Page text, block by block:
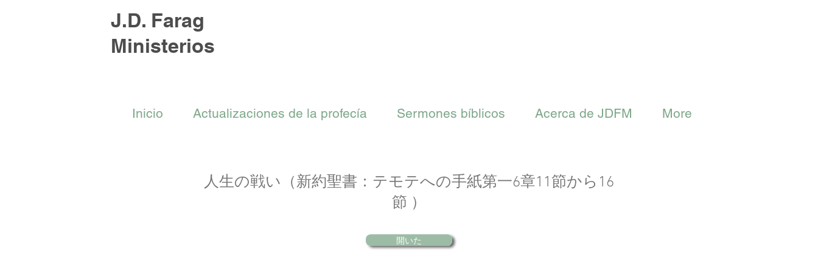
J.D. Farag
Ministerios
Inicio Actualizaciones de la profecía Sermones bíblicos Acerca de JDFM More
人生の戦い（新約聖書：テモテへの手紙第一6章11節から16
節 ）
開いた